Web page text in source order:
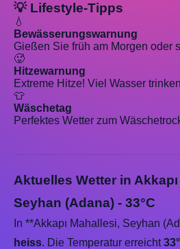
💡 Lifestyle-Tipps
💧
Bewässerungswarnung
Gießen Sie früh am Morgen oder
🥵
Hitzewarnung
Extreme Hitze! Viel Wasser
👕
Wäschetag
Perfektes Wetter zum
Aktuelles Wetter in
Seyhan (Adana) - 33°C
In **Akkapı Mahallesi, Seyhan
heiss. Die Temperatur erreicht